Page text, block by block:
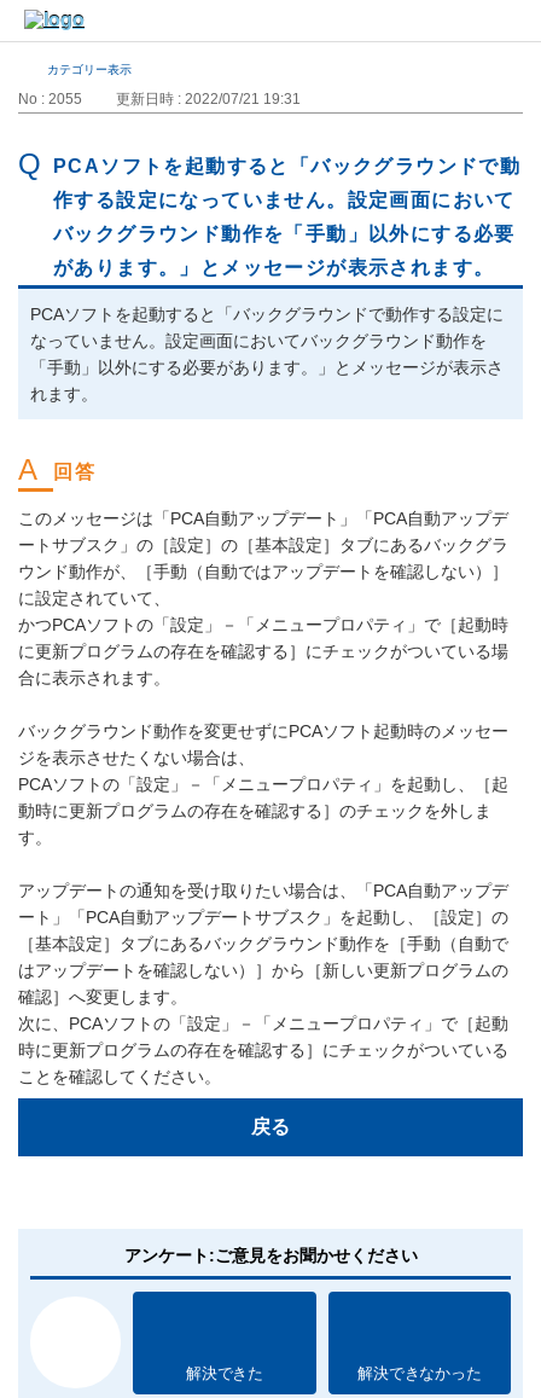
カテゴリー表示
No : 2055 更新日時 : 2022/07/21 19:31
PCAソフトを起動すると「バックグラウンドで動
作する設定になっていません。設定画面において
バックグラウンド動作を「手動」以外にする必要
があります。」とメッセージが表示されます。
PCAソフトを起動すると「バックグラウンドで動作する設定に
なっていません。設定画面においてバックグラウンド動作を
「手動」以外にする必要があります。」とメッセージが表示さ
れます。
このメッセージは「PCA自動アップデート」「PCA自動アップデ
ートサブスク」の［設定］の［基本設定］タブにあるバックグラ
ウンド動作が、［手動（自動ではアップデートを確認しない）］
に設定されていて、
かつPCAソフトの「設定」－「メニュープロパティ」で［起動時
に更新プログラムの存在を確認する］にチェックがついている場
合に表示されます。
バックグラウンド動作を変更せずにPCAソフト起動時のメッセー
ジを表示させたくない場合は、
PCAソフトの「設定」－「メニュープロパティ」を起動し、［起
動時に更新プログラムの存在を確認する］のチェックを外しま
す。
アップデートの通知を受け取りたい場合は、「PCA自動アップデ
ート」「PCA自動アップデートサブスク」を起動し、［設定］の
［基本設定］タブにあるバックグラウンド動作を［手動（自動で
はアップデートを確認しない）］から［新しい更新プログラムの
確認］へ変更します。
次に、PCAソフトの「設定」－「メニュープロパティ」で［起動
時に更新プログラムの存在を確認する］にチェックがついている
ことを確認してください。
戻る
アンケート:ご意見をお聞かせください
解決できた 解決できなかった